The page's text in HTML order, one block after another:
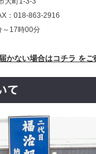
：018-863-2916
～17時00分
かない場合はコチラ をご